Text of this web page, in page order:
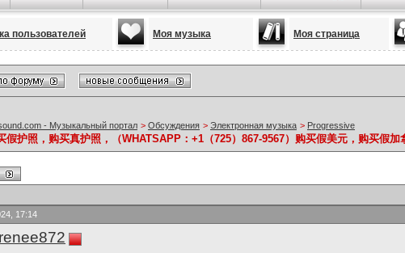
пользователей Моя музыка Моя страница
- Музыкальный портал > Обсуждения > Электронная музыка > Progressive
假护照，购买真护照，（WHATSAPP：+1（725）867-9567）购买假美元，购买假加
17:14